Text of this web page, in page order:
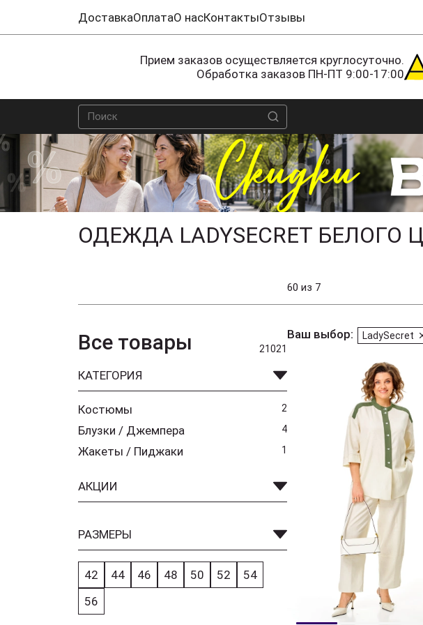
ДоставкаОплатаО насКонтактыОтзывы
Прием заказов осуществляется круглосуточно.
Обработка заказов ПН-ПТ 9:00-17:00
ОДЕЖДА LADYSECRET БЕЛОГО
60 из 7
Все товары 21021
КАТЕГОРИЯ
Костюмы 2
Блузки / Джемпера 4
Жакеты / Пиджаки 1
АКЦИИ
РАЗМЕРЫ
42 44 46 48 50 52
54
56
Ваш выбор: LadySecret